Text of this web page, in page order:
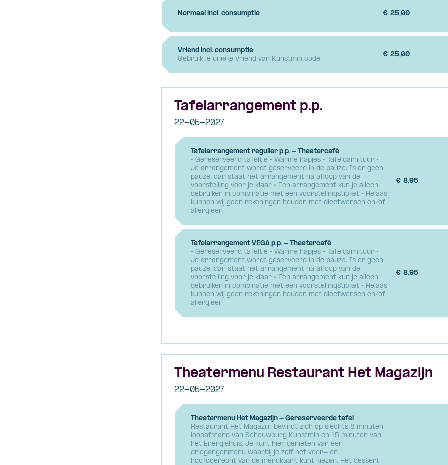
Normaal incl. consumptie € 25,00
Vriend incl. consumptie
Gebruik je unieke Vriend van Kunstmin code
€ 25,00
Tafelarrangement p.p.
22-05-2027
Tafelarrangement regulier p.p. - Theatercafé
• Gereserveerd tafeltje • Warme hapjes • Tafelgarnituur •
Je arrangement wordt geserveerd in de pauze. Is er geen
pauze, dan staat het arrangement na afloop van de
voorstelling voor je klaar • Een arrangement kun je alleen
gebruiken in combinatie met een voorstellingsticket • Helaas
kunnen wij geen rekeningen houden met dieetwensen en/of
allergieën
€ 8,95
Tafelarrangement VEGA p.p. - Theatercafé
• Gereserveerd tafeltje • Warme hapjes • Tafelgarnituur •
Je arrangement wordt geserveerd in de pauze. Is er geen
pauze, dan staat het arrangement na afloop van de
voorstelling voor je klaar • Een arrangement kun je alleen
gebruiken in combinatie met een voorstellingsticket • Helaas
kunnen wij geen rekeningen houden met dieetwensen en/of
allergieën
€ 8,95
Theatermenu Restaurant Het Magazijn
22-05-2027
Theatermenu Het Magazijn - Gereserveerde tafel
Restaurant Het Magazijn bevindt zich op slechts 8 minuten
loopafstand van Schouwburg Kunstmin en 15 minuten van
het Energiehuis. Je kunt hier genieten van een
driegangenmenu waarbij je zelf het voor- en
hoofdgerecht van de menukaart kunt kiezen. Het dessert